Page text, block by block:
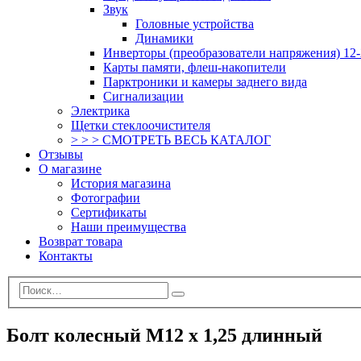
Звук
Головные устройства
Динамики
Инверторы (преобразователи напряжения)
Карты памяти, флеш-накопители
Парктроники и камеры заднего вида
Сигнализации
Электрика
Щетки стеклоочистителя
> > > СМОТРЕТЬ ВЕСЬ КАТАЛОГ
Отзывы
О магазине
История магазина
Фотографии
Сертификаты
Наши преимущества
Возврат товара
Контакты
Болт колесный М12 x 1,25 длинный